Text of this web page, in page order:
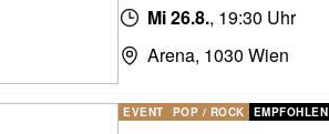
Mi 26.8., 19:30 Uhr
Arena, 1030 Wien
EVENT POP / ROCK EMPFOHLEN